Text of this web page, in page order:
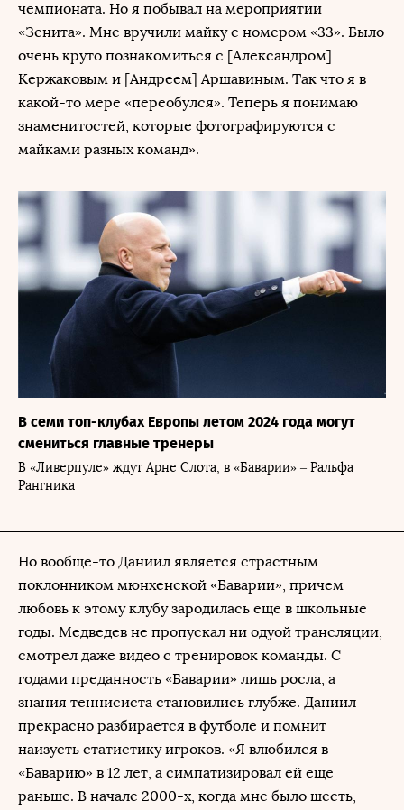
чемпионата. Но я побывал на мероприятии
«Зенита». Мне вручили майку с номером «33». Было
очень круто познакомиться с [Александром]
Кержаковым и [Андреем] Аршавиным. Так что я в
какой-то мере «переобулся». Теперь я понимаю
знаменитостей, которые фотографируются с
майками разных команд».
В семи топ-клубах Европы летом 2024 года могут
смениться главные тренеры
В «Ливерпуле» ждут Арне Слота, в «Баварии» – Ральфа
Рангника
Но вообще-то Даниил является страстным
поклонником мюнхенской «Баварии», причем
любовь к этому клубу зародилась еще в школьные
годы. Медведев не пропускал ни одyой трансляции,
смотрел даже видео с тренировок команды. С
годами преданность «Баварии» лишь росла, а
знания теннисиста становились глубже. Даниил
прекрасно разбирается в футболе и помнит
наизусть статистику игроков. «Я влюбился в
«Баварию» в 12 лет, а симпатизировал ей еще
раньше. В начале 2000-х, когда мне было шесть,